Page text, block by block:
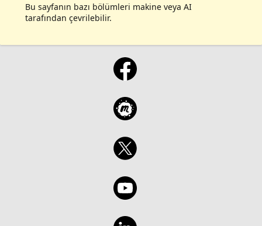
Bu sayfanın bazı bölümleri makine veya AI
tarafından çevrilebilir.